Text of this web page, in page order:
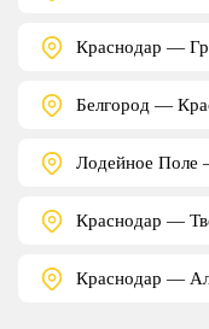
Краснодар —
Белгород —
Лодейное Поле
Краснодар —
Краснодар —